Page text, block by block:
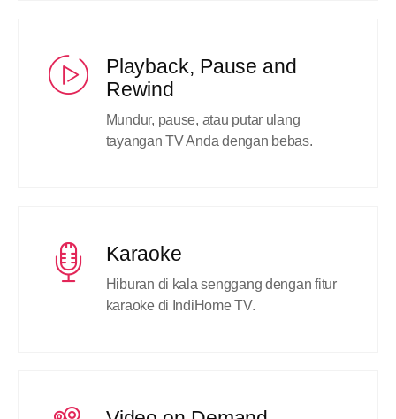
Playback, Pause and
Rewind
Mundur, pause, atau putar ulang
tayangan TV Anda dengan bebas.
Karaoke
Hiburan di kala senggang dengan fitur
karaoke di IndiHome TV.